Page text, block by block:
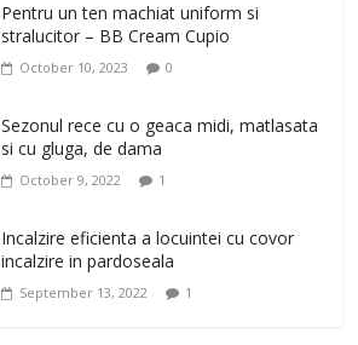
Pentru un ten machiat uniform si
stralucitor – BB Cream Cupio
October 10, 2023 0
Sezonul rece cu o geaca midi, matlasata
si cu gluga, de dama
October 9, 2022 1
Incalzire eficienta a locuintei cu covor
incalzire in pardoseala
September 13, 2022 1